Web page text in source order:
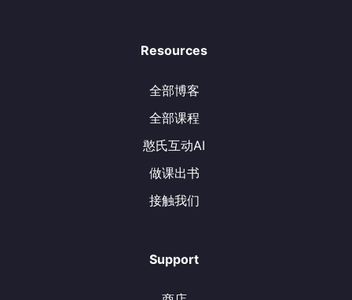
Resources
全部博客
全部课程
憨氏互动AI
做课出书
接触我们
Support